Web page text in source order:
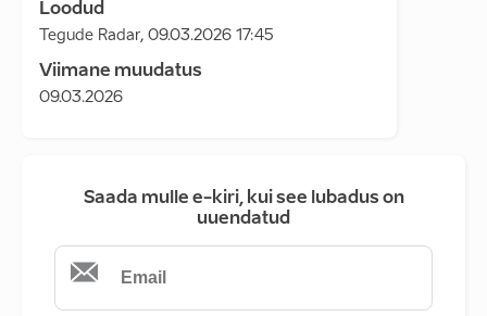
Loodud
Tegude Radar, 09.03.2026 17:45
Viimane muudatus
09.03.2026
Saada mulle e-kiri, kui see lubadus on
uuendatud